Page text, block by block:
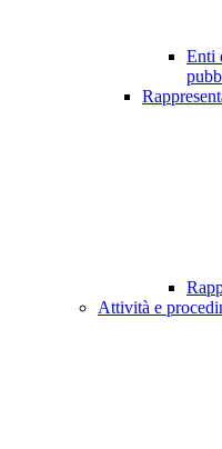
Enti
Attività e